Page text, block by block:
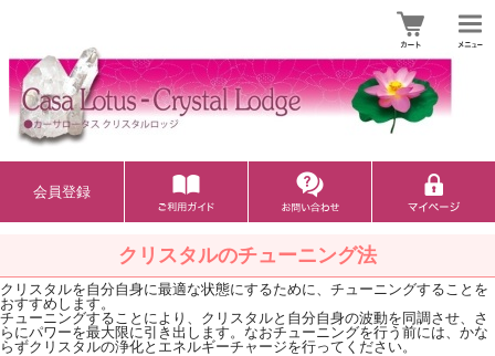
会員登録
クリスタルのチューニング法
クリスタルを自分自身に最適な状態にするために、チューニングすることを
おすすめします。
チューニングすることにより、クリスタルと自分自身の波動を同調させ、さ
らにパワーを最大限に引き出します。なおチューニングを行う前には、かな
らずクリスタルの浄化とエネルギーチャージを行ってください。